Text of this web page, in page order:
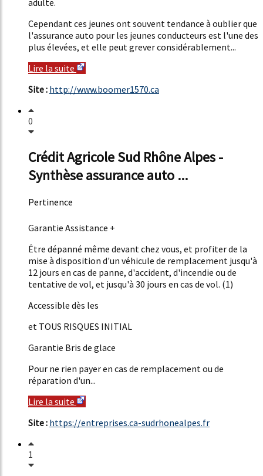
Cependant ces jeunes ont souvent tendance à oublier que
l'assurance auto pour les jeunes conducteurs est l'une des
plus élevées, et elle peut grever considérablement...
Lire la suite
Site : http://www.boomer1570.ca
0
Crédit Agricole Sud Rhône Alpes -
Synthèse assurance auto ...
Pertinence
Garantie Assistance +
Être dépanné même devant chez vous, et profiter de la
mise à disposition d'un véhicule de remplacement jusqu'à
12 jours en cas de panne, d'accident, d'incendie ou de
tentative de vol, et jusqu'à 30 jours en cas de vol. (1)
Accessible dès les
et TOUS RISQUES INITIAL
Garantie Bris de glace
Pour ne rien payer en cas de remplacement ou de
réparation d'un...
Lire la suite
Site : https://entreprises.ca-sudrhonealpes.fr
1